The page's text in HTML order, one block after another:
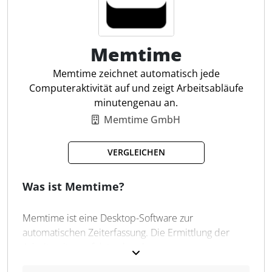
effizient zu organisieren und administrative Prozesse
Mobile Zeiterfassung
Überstunden berechnen
Projektzeiten erfassen
Automatische Zeitberechnung
Export von Arbeitszeiten
Flexible Arbeitszeitmodelle
Memtime
Memtime zeichnet automatisch jede
Computeraktivität auf und zeigt Arbeitsabläufe
minutengenau an.
Memtime GmbH
VERGLEICHEN
Was ist Memtime?
Memtime ist eine Desktop-Software zur
automatischen Zeiterfassung. Die Ermittlung der